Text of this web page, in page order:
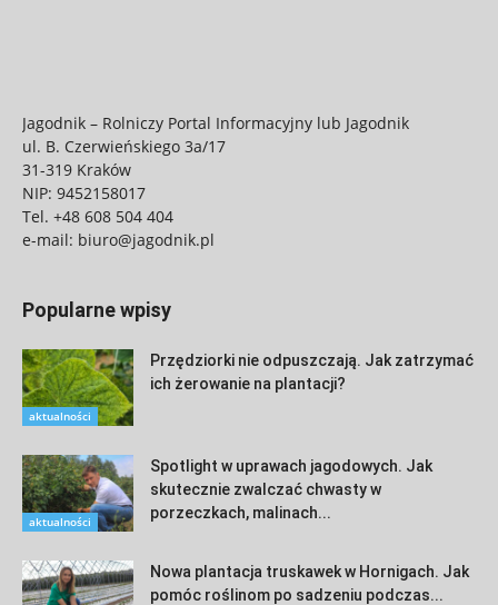
Jagodnik – Rolniczy Portal Informacyjny lub Jagodnik
ul. B. Czerwieńskiego 3a/17
31-319 Kraków
NIP: 9452158017
Tel. +48 608 504 404
e-mail: biuro@jagodnik.pl
Popularne wpisy
aktualności
Przędziorki nie odpuszczają. Jak zatrzymać
ich żerowanie na plantacji?
aktualności
Spotlight w uprawach jagodowych. Jak
skutecznie zwalczać chwasty w
porzeczkach, malinach...
Nowa plantacja truskawek w Hornigach. Jak
pomóc roślinom po sadzeniu podczas...